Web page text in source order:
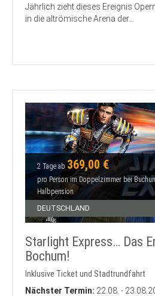
Jährlich zieht dieses Ereignis
in die altrömische Arena der...
2 Tage ab 369,00 €
pro Person im Doppelzimmer bei
Halbpension
DEUTSCHLAND
Starlight Express… Das
Bochum!
Inklusive Ticket und Stadtrundfahrt
Nächster Termin: 22.08. -